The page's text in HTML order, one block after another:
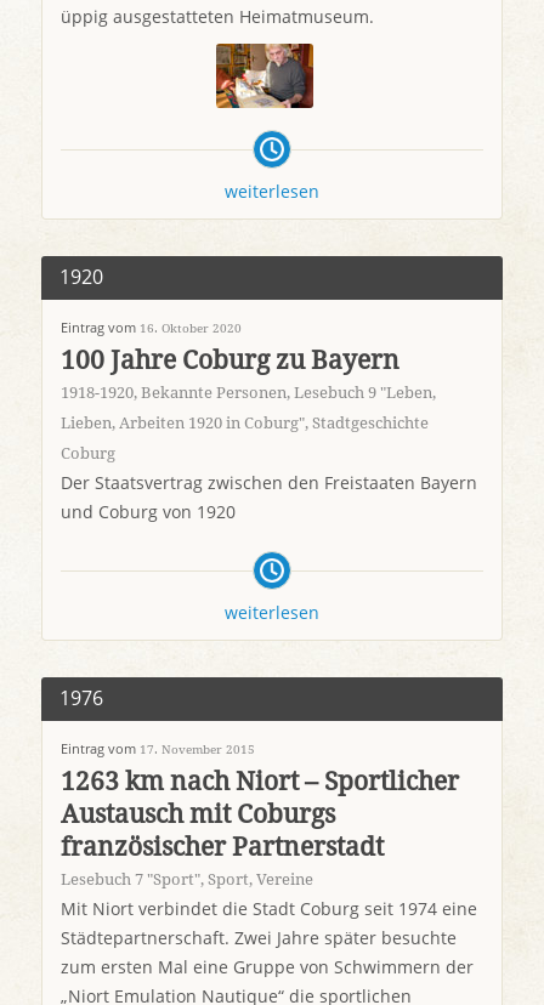
üppig ausgestatteten Heimatmuseum.
weiterlesen
1920
Eintrag vom 16. Oktober 2020
100 Jahre Coburg zu Bayern
1918-1920, Bekannte Personen, Lesebuch 9 "Leben,
Lieben, Arbeiten 1920 in Coburg", Stadtgeschichte
Coburg
Der Staatsvertrag zwischen den Freistaaten Bayern
und Coburg von 1920
weiterlesen
1976
Eintrag vom 17. November 2015
1263 km nach Niort – Sportlicher
Austausch mit Coburgs
französischer Partnerstadt
Lesebuch 7 "Sport", Sport, Vereine
Mit Niort verbindet die Stadt Coburg seit 1974 eine
Städtepartnerschaft. Zwei Jahre später besuchte
zum ersten Mal eine Gruppe von Schwimmern der
„Niort Emulation Nautique“ die sportlichen